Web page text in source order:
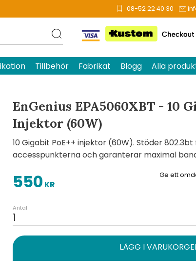
08-52 22 40 30
Tillbehör Fabrikat Blogg Alla
EnGenius EPA5060XBT - 10
Injektor (60W)
10 Gigabit PoE++ injektor (60W). Stöder
accesspunkterna och garanterar maximal
550 KR
Antal
Ge ett
Baserat på 0 betyg.